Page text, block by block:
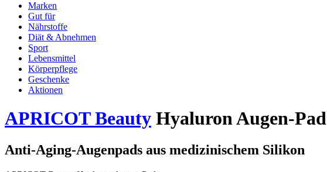
Marken
Gut für
Nährstoffe
Diät & Abnehmen
Sport
Lebensmittel
Körperpflege
Geschenke
Aktionen
APRICOT Beauty Hyaluron
Anti-Aging-Augenpads aus medizinischem Silikon